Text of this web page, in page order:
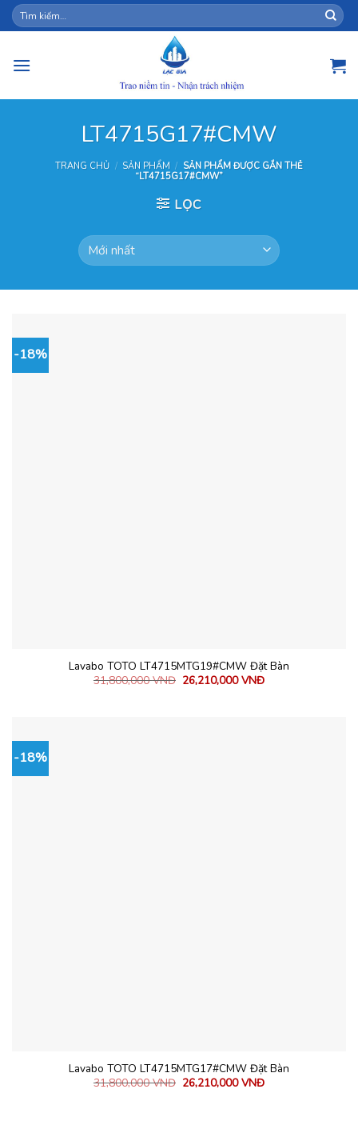
Skip
to
Tìm
kiếm:
LT4715G17#CMW
TRANG CHỦ / SẢN PHẨM / SẢN PHẨM ĐƯỢC GẮN THẺ
“LT4715G17#CMW”
LỌC
-18%
Lavabo TOTO LT4715MTG19#CMW Đặt Bàn
31,800,000VNĐ 26,210,000VNĐ
-18%
Lavabo TOTO LT4715MTG17#CMW Đặt Bàn
31,800,000VNĐ 26,210,000VNĐ